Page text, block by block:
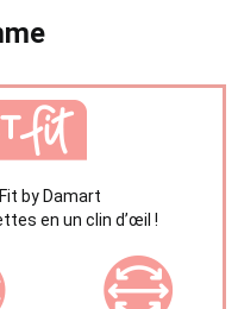
by Damart
en un clin d’œil !